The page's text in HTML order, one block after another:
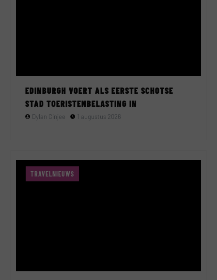
EDINBURGH VOERT ALS EERSTE SCHOTSE
STAD TOERISTENBELASTING IN
Dylan Cinjee 1 augustus 2026
TRAVELNIEUWS